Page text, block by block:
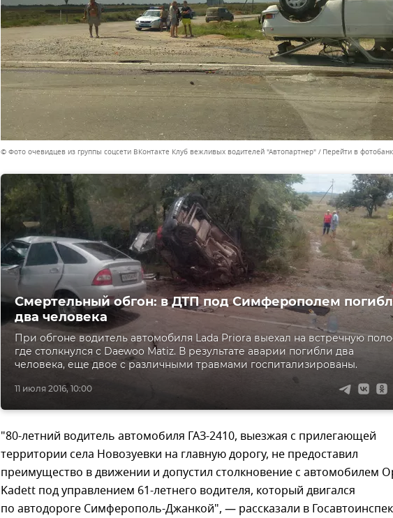
© Фото очевидцев из группы соцсети ВКонтакте Клуб вежливых водителей "Автопартнер" Перейти в фотобанк
11 июля 2016, 10:00
Смертельный обгон: в ДТП под Симферополем
два человека
При обгоне водитель автомобиля Lada Priora выехал на встречную
где столкнулся с Daewoo Matiz. В результате аварии погибли два
человека, еще двое с различными травмами госпитализированы.
"80-летний водитель автомобиля ГАЗ-2410, выезжая с прилегающей
территории села Новозуевки на главную дорогу, не предоставил
преимущество в движении и допустил столкновение с автомобилем
Kadett под управлением 61-летнего водителя, который двигался
по автодороге Симферополь-Джанкой", — рассказали в